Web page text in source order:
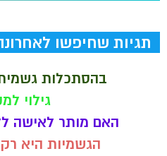
תגיות שחיפשו
בהסתכלות
גילוי
האם מותר לאישה
הגשמיות היא